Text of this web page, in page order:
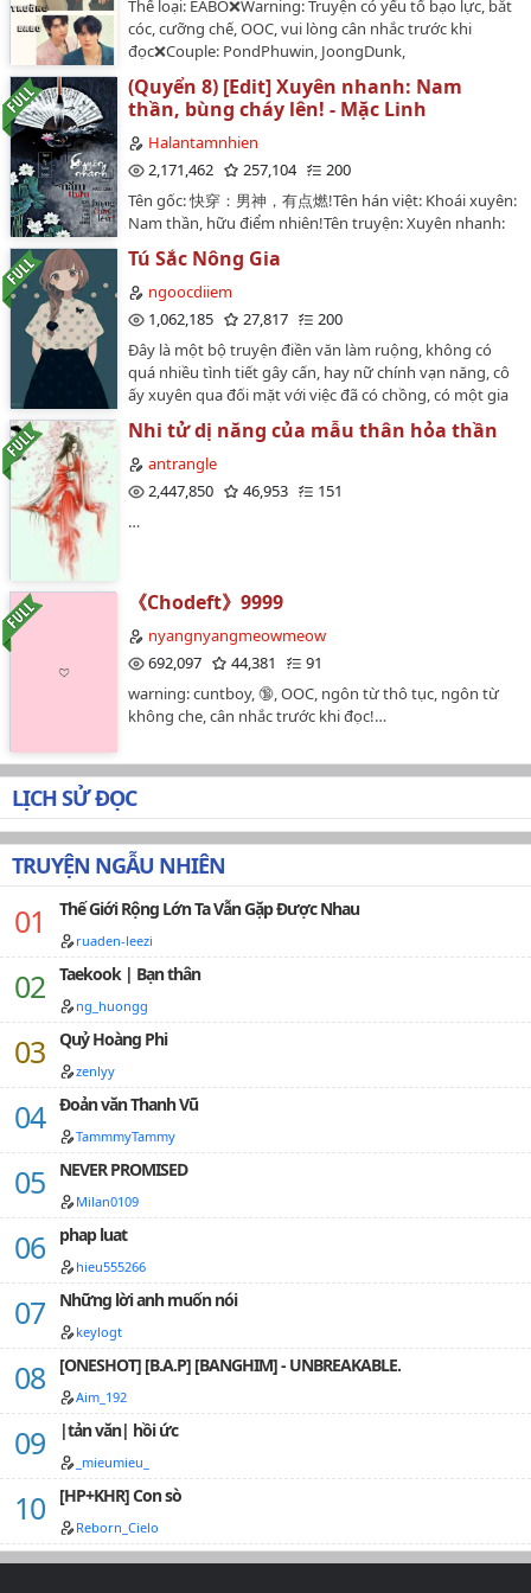
nhân ngọt ngào của sói xám và tiểu bạch thỏ. ( nam
chính lâu lâu nhu cầu mãnh liệt, nữ chính kiều nộn
hàng đêm xin tha )(có cốt truyện có thịt)Lần đầu edit
truyện H, có sai sót gì mong các cao nhân chỉ điểm cho
tui😣.…
Thể loại: EABO❌Warning: Truyện có yếu tố bạo lực, bắt
cóc, cưỡng chế, OOC, vui lòng cân nhắc trước khi
đọc❌Couple: PondPhuwin, JoongDunk,
GeminiFourthVăn án: Fourth Nattawat đang có một
cuộc sống học tập bình thường thì đột nhiên dạo gần
đây lại bị Gemini gây khó dễ, hắn luôn kiếm chuyện để
gây sự với em mặc dù trước đây Fourth chẳng hề biết
đến sự tồn tại của hắn ta. Sau khi biết tin em trai mình
nhưng trớ trêu thay cậu lại đánh nhầm người, hơn nữa
còn là đánh nhầm trùm trường. Phải làm sao đây,
dường như Phuwin lại rước thêm rắc rối nữa rồi... Hơn
nữa, Dunk bạn thân cậu dường như cũng bắt đầu gặp
phải một điều không tốt lành gì bởi vì tên sinh viên
mới chuyển từ nước ngoài về nào đó.…
(Quyển 8) [Edit] Xuyên nhanh: Nam
thần, bùng cháy lên! - Mặc Linh
Halantamnhien
2,171,462
257,104
200
Tên gốc: 快穿：男神，有点燃!Tên hán việt: Khoái xuyên:
Nam thần, hữu điểm nhiên!Tên truyện: Xuyên nhanh:
Nam thần, bùng cháy lên!Tác giả: Mặc LinhThể loại:
Ngôn tình, cổ đại, hiện đại, xuyên nhanh, hệ thống,
tình cảm, khoa học viễn tưởng, hài hước, HE,...Edit by
Hạ Lan Tâm NhiênẢnh bìa: Design by Điềm Doãn#Do
định tử vong, sau khi chết, phiền não duy nhất chính là
- tiêu tiền.Từ khi bị ràng buộc với cái hệ thống này, cô
eo không đau, chân không mỏi, đến cả thở gấp cũng
không cần nữa, mỗi ngày đều phải tiêu tiền trong sợ
hãi.Hệ thống: Tiểu tỷ tỷ, không nên tùy tiện mở hình
thức vô địch! (▼皿▼#)Hệ thống: Chúng ta định ra cái
mục tiêu nhỏ, trước tiêu hết một trăm triệu!Sơ Tranh:
thể muốn làm gì thì làm, tìm hiểu một chút đi #…
Tú Sắc Nông Gia
ngoocdiiem
1,062,185
27,817
200
Đây là một bộ truyện điền văn làm ruộng, không có
quá nhiều tình tiết gây cấn, hay nữ chính vạn năng, cô
ấy xuyên qua đối mặt với việc đã có chồng, có một gia
đình nghèo khó, nam chính không tuấn mỹ vô trù,
cũng không bá đạo lãnh khốc, anh chỉ là một anh nông
dân bình thường, trung hậu, thật thà, thương yêu bảo
vệ vợ, có trách nhiệm với gia đình. Nữ chính giúp anh
đấu làm giàu, chăm sóc và giúp đỡ mọi người... đúng
Nhi tử dị năng của mẫu thân hỏa thần
antrangle
2,447,850
46,953
151
…
《Chodeft》9999
nyangnyangmeowmeow
692,097
44,381
91
warning: cuntboy, 🔞, OOC, ngôn từ thô tục, ngôn từ
không che, cân nhắc trước khi đọc!…
LỊCH SỬ ĐỌC
TRUYỆN NGẪU NHIÊN
Thế Giới Rộng Lớn Ta Vẫn Gặp Được Nhau
ruaden-leezi
Taekook | Bạn thân
ng_huongg
Quỷ Hoàng Phi
zenlyy
Đoản văn Thanh Vũ
TammmyTammy
NEVER PROMISED
Milan0109
phap luat
hieu555266
Những lời anh muốn nói
keylogt
[ONESHOT] [B.A.P] [BANGHIM] - UNBREAKABLE.
Aim_192
|tản văn| hồi ức
_mieumieu_
[HP+KHR] Con sò
Reborn_Cielo